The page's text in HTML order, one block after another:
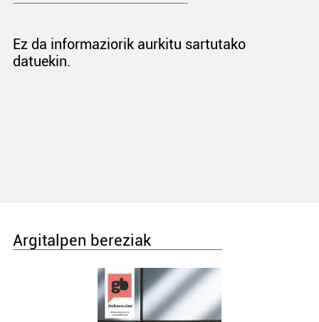
Ez da informaziorik aurkitu sartutako
datuekin.
Argitalpen bereziak